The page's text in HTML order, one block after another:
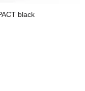
black